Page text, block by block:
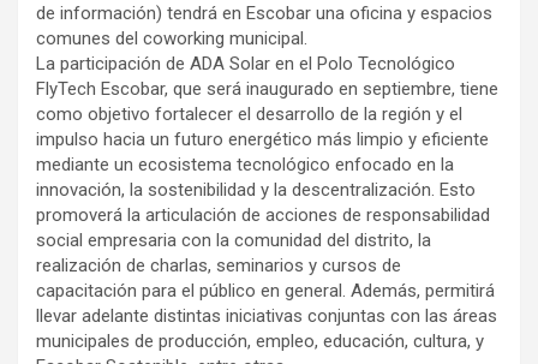
de información) tendrá en Escobar una oficina y espacios
comunes del coworking municipal.
La participación de ADA Solar en el Polo Tecnológico
FlyTech Escobar, que será inaugurado en septiembre, tiene
como objetivo fortalecer el desarrollo de la región y el
impulso hacia un futuro energético más limpio y eficiente
mediante un ecosistema tecnológico enfocado en la
innovación, la sostenibilidad y la descentralización. Esto
promoverá la articulación de acciones de responsabilidad
social empresaria con la comunidad del distrito, la
realización de charlas, seminarios y cursos de
capacitación para el público en general. Además, permitirá
llevar adelante distintas iniciativas conjuntas con las áreas
municipales de producción, empleo, educación, cultura, y